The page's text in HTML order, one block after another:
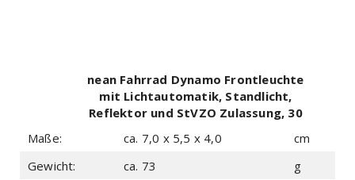
nean Fahrrad Dynamo Frontleuchte
mit Lichtautomatik, Standlicht,
Reflektor und StVZO Zulassung, 30
Maße: ca. 7,0 x 5,5 x 4,0
cm
Gewicht:
ca. 73 g